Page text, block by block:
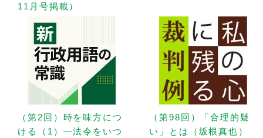
11月号掲載）
（第2回）時を味方につ
ける（1）—法令をいつ
（第98回）「合理的疑
い」とは（坂根真也）